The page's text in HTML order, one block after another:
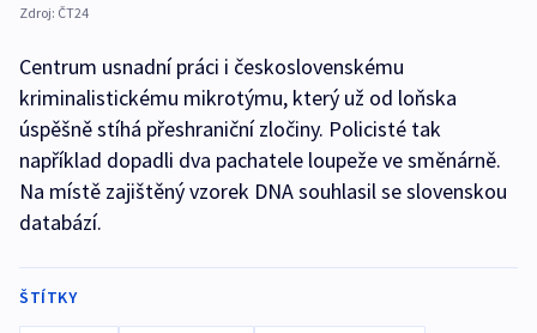
Zdroj: ČT24
Centrum usnadní práci i československému
kriminalistickému mikrotýmu, který už od loňska
úspěšně stíhá přeshraniční zločiny. Policisté tak
například dopadli dva pachatele loupeže ve směnárně.
Na místě zajištěný vzorek DNA souhlasil se slovenskou
databází.
ŠTÍTKY